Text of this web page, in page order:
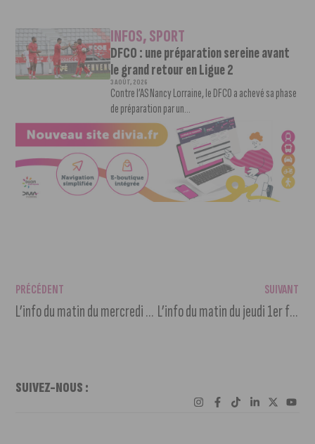
INFOS,SPORT
DFCO : une préparation sereine avant
le grand retour en Ligue 2
3 AOÛT, 2026
Contre l’AS Nancy Lorraine, le DFCO a achevé sa phase
de préparation par un...
PRÉCÉDENT
L’info du matin du mercredi 31 janvier 2024
SUIVANT
L’info du matin du jeudi 1er février 2024
SUIVEZ-NOUS :